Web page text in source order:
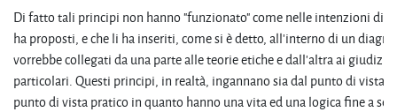
Di fatto tali principi non hanno "funzionato" come nelle intenzioni di
ha proposti, e che li ha inseriti, come si è detto, all'interno di un
vorrebbe collegati da una parte alle teorie etiche e dall'altra ai giudizi
particolari. Questi principi, in realtà, ingannano sia dal punto di vista
punto di vista pratico in quanto hanno una vita ed una logica fine a se